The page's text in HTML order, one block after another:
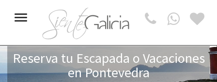
Toggle
navigation
Reserva tu Escapada o Vacaciones
en Pontevedra